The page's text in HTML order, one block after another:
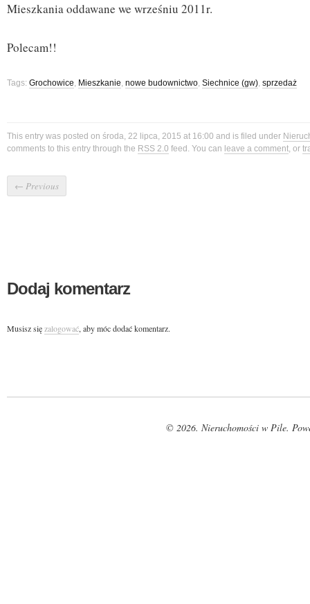
Mieszkania oddawane we wrześniu 2011r.
Polecam!!
Tags: Grochowice, Mieszkanie, nowe budownictwo, Siechnice (gw), sprzedaż
This entry was posted on środa, 22 lipca, 2015 at 16:00 and is filed under
comments to this entry through the RSS 2.0 feed. You can leave a comment, or
← Previous
Dodaj komentarz
Musisz sięzalogować, aby móc dodać komentarz.
© 2026. Nieruchomości w Pile.